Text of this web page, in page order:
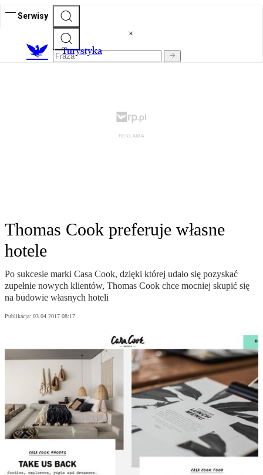
Serwisy
Turystyka
Thomas Cook preferuje własne
hotele
Po sukcesie marki Casa Cook, dzięki której udało się pozyskać
zupełnie nowych klientów, Thomas Cook chce mocniej skupić się
na budowie własnych hoteli
Publikacja: 03.04.2017 08:17